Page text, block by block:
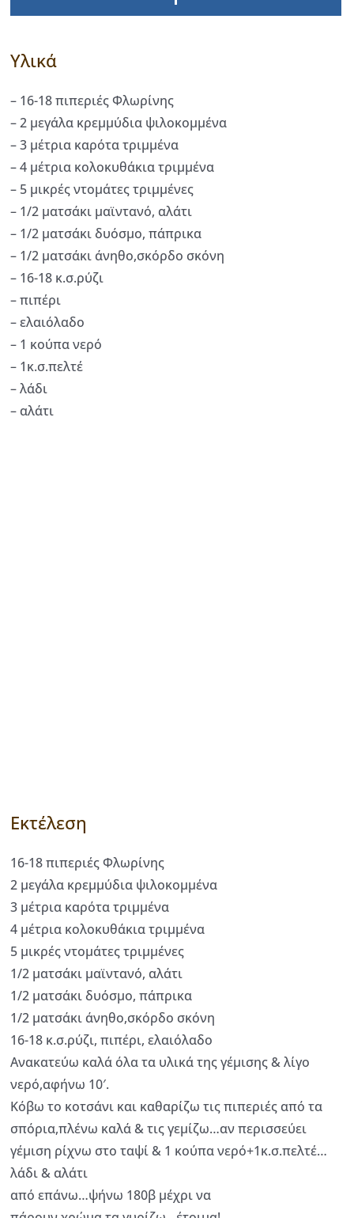
Υλικά
– 16-18 πιπεριές Φλωρίνης
– 2 μεγάλα κρεμμύδια ψιλοκομμένα
– 3 μέτρια καρότα τριμμένα
– 4 μέτρια κολοκυθάκια τριμμένα
– 5 μικρές ντομάτες τριμμένες
– 1/2 ματσάκι μαϊντανό, αλάτι
– 1/2 ματσάκι δυόσμο, πάπρικα
– 1/2 ματσάκι άνηθο,σκόρδο σκόνη
– 16-18 κ.σ.ρύζι
– πιπέρι
– ελαιόλαδο
– 1 κούπα νερό
– 1κ.σ.πελτέ
– λάδι
– αλάτι
Εκτέλεση
16-18 πιπεριές Φλωρίνης
2 μεγάλα κρεμμύδια ψιλοκομμένα
3 μέτρια καρότα τριμμένα
4 μέτρια κολοκυθάκια τριμμένα
5 μικρές ντομάτες τριμμένες
1/2 ματσάκι μαϊντανό, αλάτι
1/2 ματσάκι δυόσμο, πάπρικα
1/2 ματσάκι άνηθο,σκόρδο σκόνη
16-18 κ.σ.ρύζι, πιπέρι, ελαιόλαδο
Ανακατεύω καλά όλα τα υλικά της γέμισης & λίγο
νερό,αφήνω 10′.
Κόβω το κοτσάνι και καθαρίζω τις πιπεριές από τα
σπόρια,πλένω καλά & τις γεμίζω…αν περισσεύει
γέμιση ρίχνω στο ταψί & 1 κούπα νερό+1κ.σ.πελτέ…
λάδι & αλάτι
από επάνω…ψήνω 180β μέχρι να